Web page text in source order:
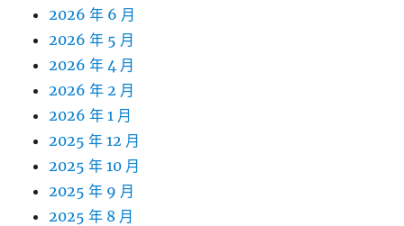
2026 年 6 月
2026 年 5 月
2026 年 4 月
2026 年 2 月
2026 年 1 月
2025 年 12 月
2025 年 10 月
2025 年 9 月
2025 年 8 月